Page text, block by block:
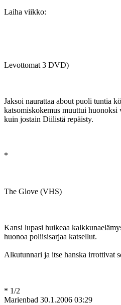
Laiha viikko:
Levottomat 3 DVD)
Jaksoi naurattaa about puoli tuntia
katsomiskokemus muuttui
kuin jostain Diilistä repäisty.
*
The Glove (VHS)
Kansi lupasi huikeaa
huonoa poliisisarjaa katsellut.
Alkutunnari ja itse hanska irrottivat
* 1/2
Marienbad 30.1.2006 03:29